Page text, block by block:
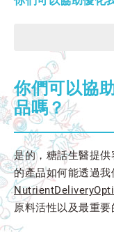
你們可以協
品嗎？
是的，糖話生醫提
的產品如何能透過
原料活性以及最重